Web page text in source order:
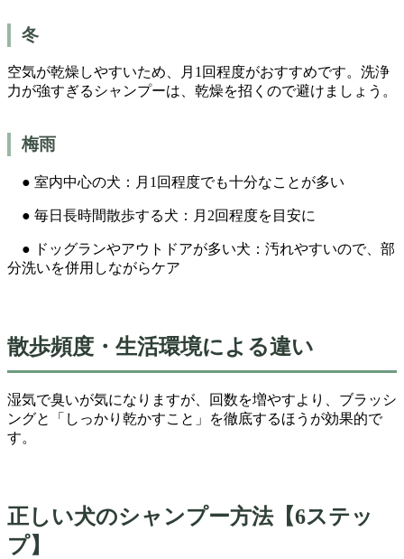
冬
空気が乾燥しやすいため、月1回程度がおすすめです。洗浄
力が強すぎるシャンプーは、乾燥を招くので避けましょう。
梅雨
● 室内中心の犬：月1回程度でも十分なことが多い
● 毎日長時間散歩する犬：月2回程度を目安に
● ドッグランやアウトドアが多い犬：汚れやすいので、部
分洗いを併用しながらケア
散歩頻度・生活環境による違い
湿気で臭いが気になりますが、回数を増やすより、ブラッシ
ングと「しっかり乾かすこと」を徹底するほうが効果的で
す。
正しい犬のシャンプー方法【6ステッ
プ】